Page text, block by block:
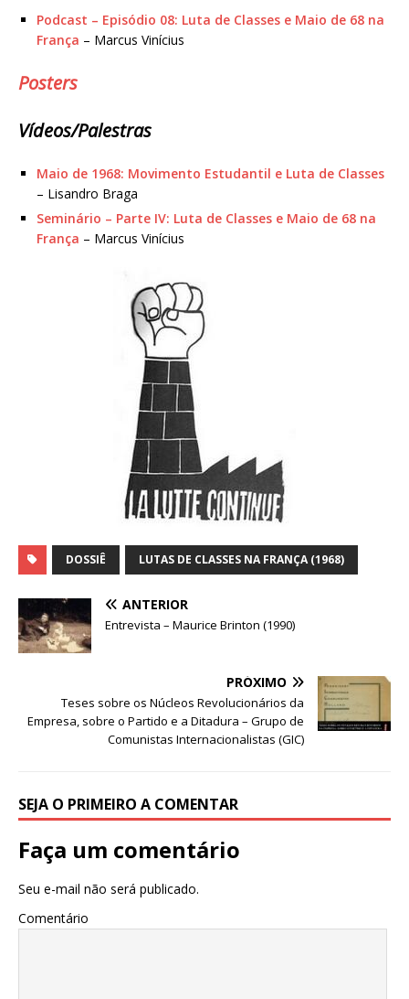
Podcast – Episódio 08: Luta de Classes e Maio de 68 na
França – Marcus Vinícius
Posters
Vídeos/Palestras
Maio de 1968: Movimento Estudantil e Luta de Classes
– Lisandro Braga
Seminário – Parte IV: Luta de Classes e Maio de 68 na
França – Marcus Vinícius
DOSSIÊ LUTAS DE CLASSES NA FRANÇA (1968)
ANTERIOR
Entrevista – Maurice Brinton (1990)
PRÓXIMO
Teses sobre os Núcleos Revolucionários da
Empresa, sobre o Partido e a Ditadura – Grupo de
Comunistas Internacionalistas (GIC)
SEJA O PRIMEIRO A COMENTAR
Faça um comentário
Seu e-mail não será publicado.
Comentário